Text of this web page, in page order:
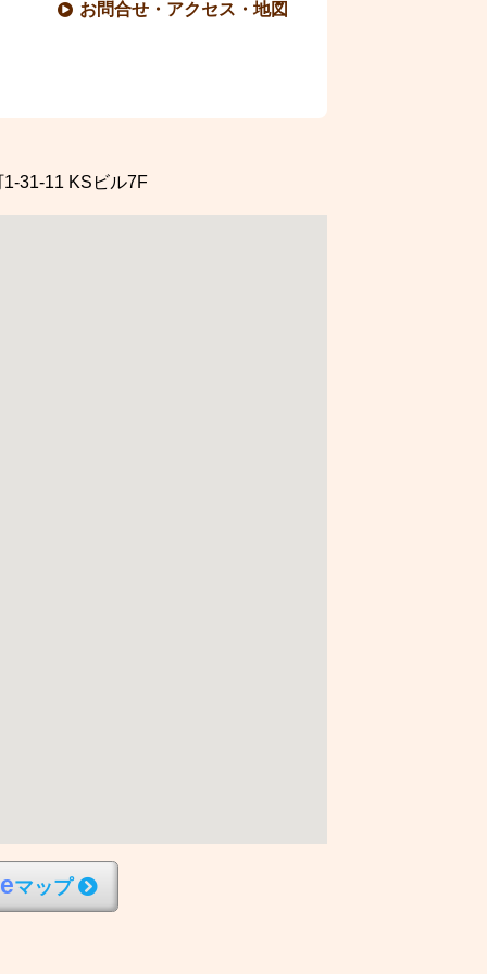
お問合せ・アクセス・地図
31-11 KSビル7F
eマップ